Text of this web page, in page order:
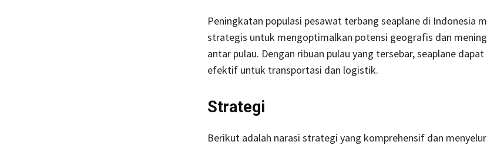
Peningkatan populasi pesawat terbang seaplane di Indonesia
strategis untuk mengoptimalkan potensi geografis dan
antar pulau. Dengan ribuan pulau yang tersebar, seaplane
efektif untuk transportasi dan logistik.
Strategi
Berikut adalah narasi strategi yang komprehensif dan